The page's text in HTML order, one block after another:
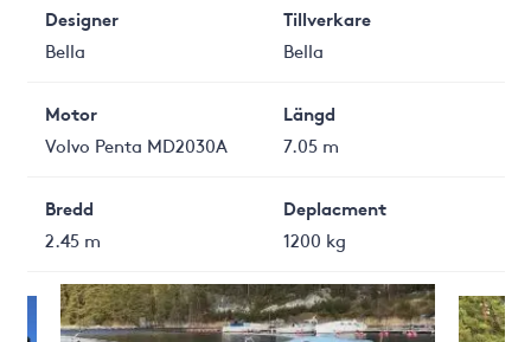
Designer
Bella
Tillverkare
Bella
Motor
Volvo Penta MD2030A
Längd
7.05 m
Bredd
2.45 m
Deplacment
1200 kg